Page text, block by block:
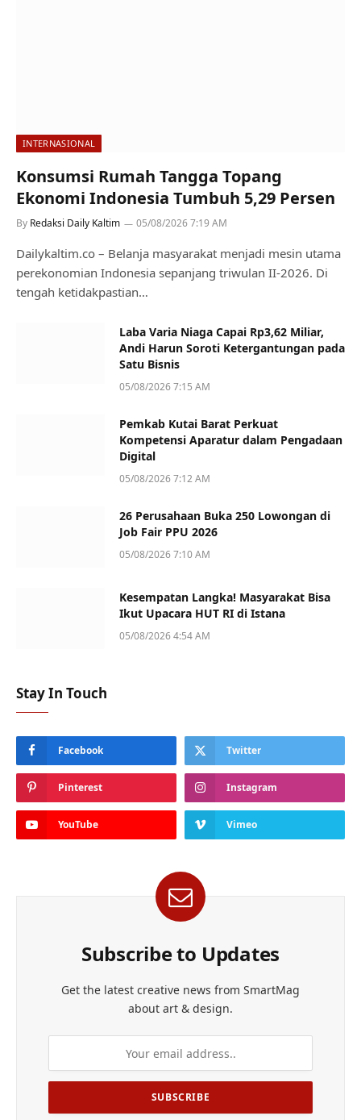
INTERNASIONAL
Konsumsi Rumah Tangga Topang
Ekonomi Indonesia Tumbuh 5,29 Persen
By Redaksi Daily Kaltim 05/08/2026 7:19 AM
Dailykaltim.co – Belanja masyarakat menjadi mesin utama
perekonomian Indonesia sepanjang triwulan II-2026. Di
tengah ketidakpastian…
Laba Varia Niaga Capai Rp3,62 Miliar,
Andi Harun Soroti Ketergantungan pada
Satu Bisnis
05/08/2026 7:15 AM
Pemkab Kutai Barat Perkuat
Kompetensi Aparatur dalam Pengadaan
Digital
05/08/2026 7:12 AM
26 Perusahaan Buka 250 Lowongan di
Job Fair PPU 2026
05/08/2026 7:10 AM
Kesempatan Langka! Masyarakat Bisa
Ikut Upacara HUT RI di Istana
05/08/2026 4:54 AM
Stay In Touch
Facebook Twitter
Pinterest Instagram
YouTube Vimeo
Subscribe to Updates
Get the latest creative news from SmartMag
about art & design.